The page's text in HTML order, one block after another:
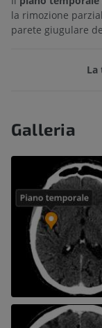
la rimozione
parete giugulare
La
Galleria